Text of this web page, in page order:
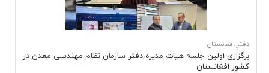
دفتر افغانستان
برگزاری اولین جلسه هیات مدیره دفتر سازمان نظام مهندسی معدن در
كشور افغانستان